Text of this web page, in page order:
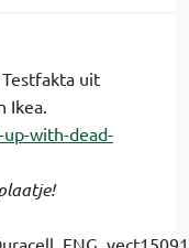
uit
Ikea.
with-dead-